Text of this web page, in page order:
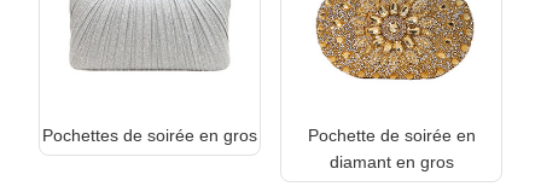
Pochettes de soirée en gros
Pochette de soirée en
diamant en gros